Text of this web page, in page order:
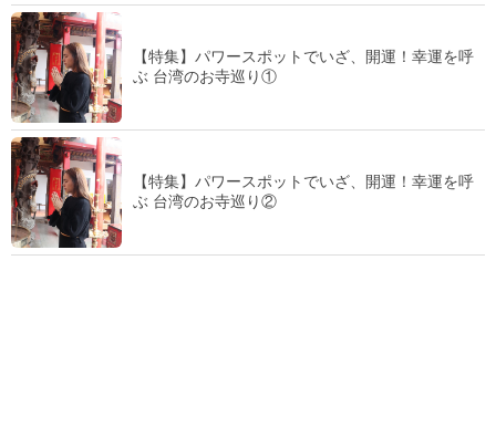
【特集】パワースポットでいざ、開運！幸運を呼
ぶ 台湾のお寺巡り①
【特集】パワースポットでいざ、開運！幸運を呼
ぶ 台湾のお寺巡り②